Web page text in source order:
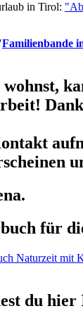
in Tirol:
Familienbande
für
du hier